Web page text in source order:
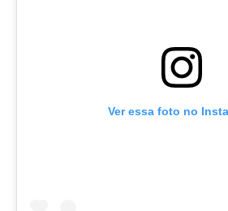
Ver essa foto no